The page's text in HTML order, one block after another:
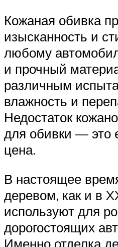
Кожаная обивка
изысканность и
любому
и прочный
различным
влажность и
Недостаток
для обивки — это
цена.
В настоящее
деревом, как и в
используют для
дорогостоящих
Именно отделка